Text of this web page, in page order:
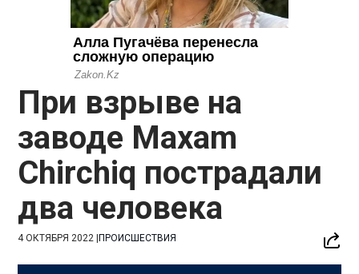
При взрыве на
заводе Maxam
Chirchiq пострадали
два человека
4 ОКТЯБРЯ 2022 |ПРОИСШЕСТВИЯ